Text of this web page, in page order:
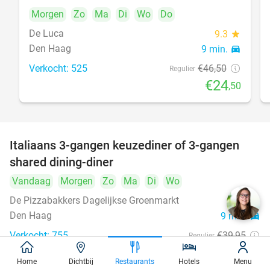
Morgen Zo Ma Di Wo
Do
De Luca
9.3 star
Den Haag 9 min. directions_car
Verkocht: 525 Regulier €46,50
€24,50
50%
Italiaans 3-gangen keuzediner of 3-gangen
shared dining-diner
Vandaag Morgen Zo Ma Di
Wo
De Pizzabakkers Dagelijkse Groenmarkt
8.6star
Den Haag 9 min.directions_car
Verkocht: 755 Regulier €39,95
€19
Home Dichtbij Restaurants Hotels Menu